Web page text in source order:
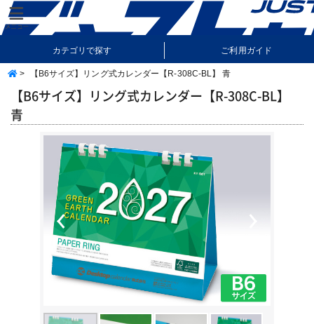
カテゴリで探す ご利用ガイド
納期・送料について よくあるご質問
> 【B6サイズ】リング式カレンダー【R-308C-BL】 青
【B6サイズ】リング式カレンダー【R-308C-BL】
青
Previous Next